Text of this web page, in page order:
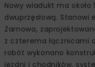
Nowy wiadukt ma
dwuprzęsłową. Stanowi
Żarnowa,
z czterema łącznicami
robót wykonano
jezdni i chodników,